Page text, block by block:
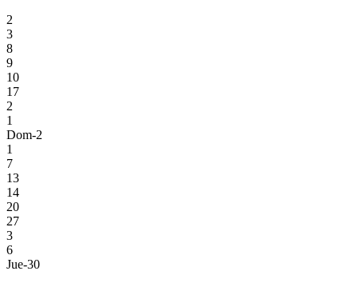
2
3
8
9
10
17
2
1
Dom-2
1
7
13
14
20
27
3
6
Jue-30